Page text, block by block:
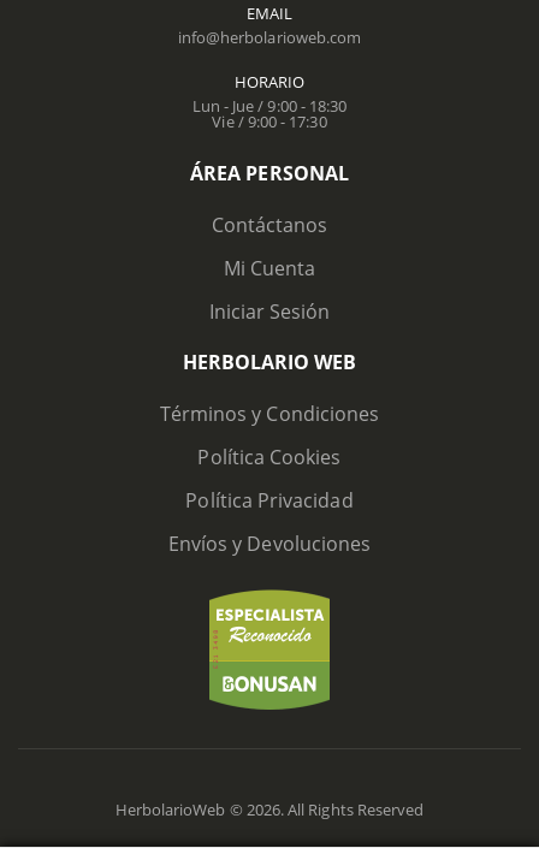
EMAIL
info@herbolarioweb.com
HORARIO
Lun - Jue / 9:00 - 18:30
Vie / 9:00 - 17:30
ÁREA PERSONAL
Contáctanos
Mi Cuenta
Iniciar Sesión
HERBOLARIO WEB
Términos y Condiciones
Política Cookies
Política Privacidad
Envíos y Devoluciones
HerbolarioWeb © 2026. All Rights Reserved